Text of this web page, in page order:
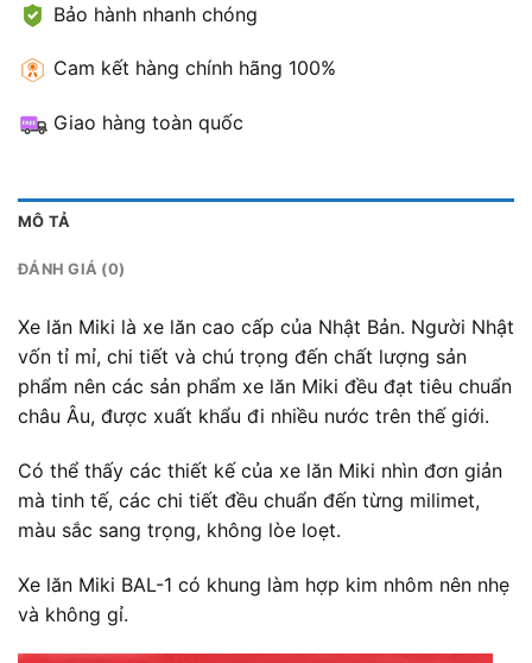
Bảo hành nhanh chóng
Cam kết hàng chính hãng 100%
Giao hàng toàn quốc
MÔ TẢ
ĐÁNH GIÁ (0)
Xe lăn Miki là xe lăn cao cấp của Nhật Bản. Người Nhật
vốn tỉ mỉ, chi tiết và chú trọng đến chất lượng sản
phẩm nên các sản phẩm xe lăn Miki đều đạt tiêu chuẩn
châu Âu, được xuất khẩu đi nhiều nước trên thế giới.
Có thể thấy các thiết kế của xe lăn Miki nhìn đơn giản
mà tinh tế, các chi tiết đều chuẩn đến từng milimet,
màu sắc sang trọng, không lòe loẹt.
Xe lăn Miki BAL-1 có khung làm hợp kim nhôm nên nhẹ
và không gỉ.